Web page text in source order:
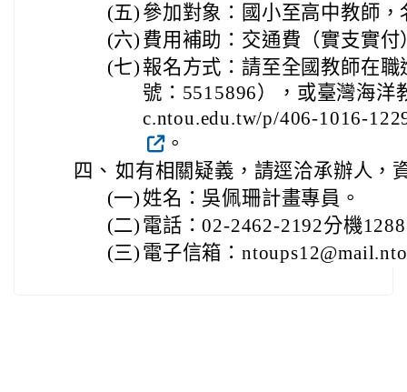
(五) 參加對象：國小至高中教師，
(六) 費用補助：交通費（實支實付
(七) 報名方式：請至全國教師在
號：5515896），或臺灣海洋
c.ntou.edu.tw/p/406-1016-
。
四、 如有相關疑義，請逕洽承辦人，
(一)姓名：吳佩珊計畫專員。
(二) 電話：02-2462-2192分機
(三) 電子信箱：